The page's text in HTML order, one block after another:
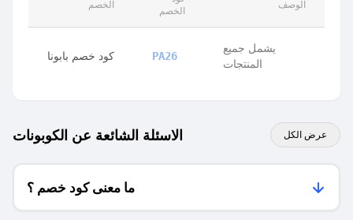
الخصم
الخصم
الوصف
كود خصم بابونا PA26
يشمل جميع
المنتجات
الاسئلة الشائعة عن الكوبونات عرض الكل
ما معنى كود خصم ؟